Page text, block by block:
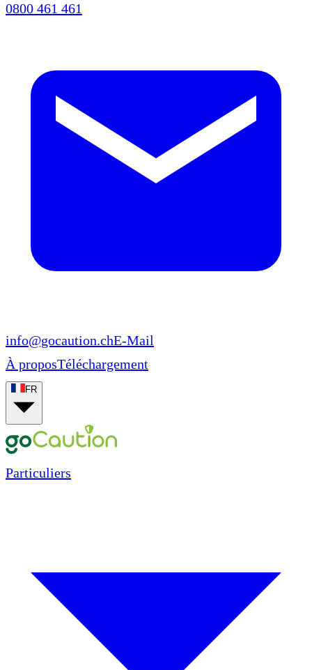
0800 461 461
info@gocaution.chE-Mail
À proposTéléchargement
FR
Particuliers